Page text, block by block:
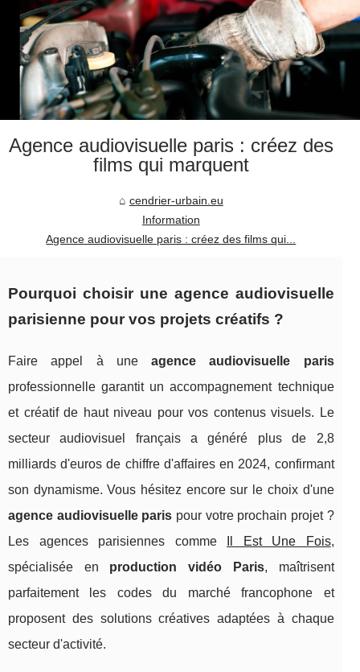
Agence audiovisuelle paris : créez des
films qui marquent
cendrier-urbain.eu
Information
Agence audiovisuelle paris : créez des films qui...
Pourquoi choisir une agence audiovisuelle
parisienne pour vos projets créatifs ?
Faire appel à uneagence audiovisuelle paris
professionnelle garantit un accompagnement technique
et créatif de haut niveau pour vos contenus visuels. Le
secteur audiovisuel français a généré plus de 2,8
milliards d'euros de chiffre d'affaires en 2024, confirmant
son dynamisme. Vous hésitez encore sur le choix d'une
agence audiovisuelle paris pour votre prochain projet ?
Les agences parisiennes comme
Il Est Une Fois,
spécialisée en production vidéo Paris, maîtrisent
parfaitement les codes du marché francophone et
proposent des solutions créatives adaptées à chaque
secteur d'activité.